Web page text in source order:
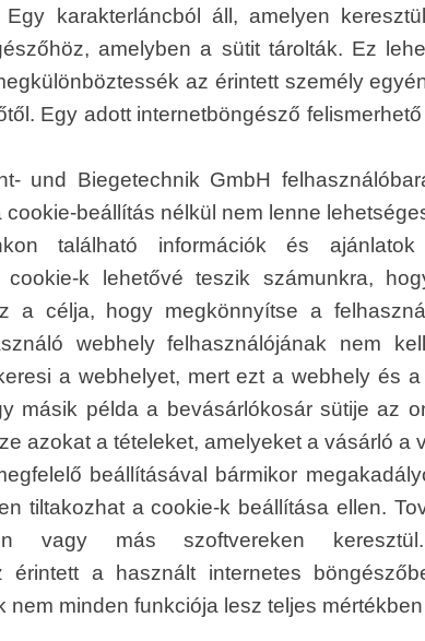
karakterláncból áll, amelyen
amelyben a sütit tárolták. Ez
az érintett személy
Egy adott internetböngésző
und Biegetechnik GmbH
beállítás nélkül nem lenne
található információk és
k lehetővé teszik számunkra,
a célja, hogy megkönnyítse a
webhely felhasználójának nem
a webhelyet, mert ezt a webhely és
másik példa a bevásárlókosár sütije az
azokat a tételeket, amelyeket a vásárló a
beállításával bármikor
tiltakozhat a cookie-k beállítása ellen.
vagy más szoftvereken
érintett a használt internetes
minden funkciója lesz teljes